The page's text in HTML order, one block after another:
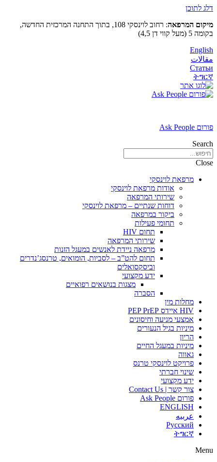
דלג לתוכן
מיקום המרפאה
: רחוב לוינסקי 108, בתוך התחנה המרכזית החדשה,
בקומה 5 (מעל קווי דן 4,5)
English
مقالات
Статьи
ትግርኛ
פורום Ask People
Search
Close
מרפאת לוינסקי
אודות מרפאת לוינסקי
שירותי המרפאה
דוחות שנתיים – מרפאת לוינסקי
ביקור במרפאה
תחומי פעילות
תחום HIV
שירותי המרפאה
מרפאה ניידת לאנשים במעגל הזנות
תחום להט”ב – לסביות, הומואים, טרנסג’נדרים
וביסקסואלים
ידע מקצועי
מצגות בנושאים רפואיים
הסברה
מחלות מין
HIV איידס PEP PrEP
אמצעי מניעה וחיסונים
מיניות בגיל הנעורים
הריון
מיניות במעגל החיים
גאווה
פרויקט לוינסקי טרנס
שינוי חברתי
ידע מקצועי
צור קשר | Contact Us
פורום Ask People
ENGLISH
عربيه
Русский
ትግርኛ
Menu